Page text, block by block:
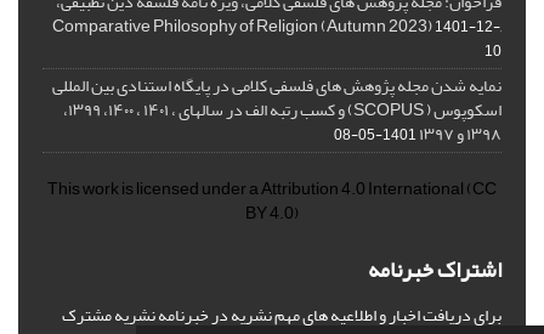
,Comparative Philosophy of Religion (Autumn 2023)
1401-12-
10
نمایه شدن مجله پژوهش های فلسفی کلامی در پایگاه استنادی بین المللی
اسکوپوس ( SCOPUS) و کسب رتبه الف در سالهای ، ۱۴۰۱ ، ۱۴۰۰، ۱۳۹۹،
۱۳۹۸ و ۱۳۹۷ 1401-05-08
This work is licensed under aAttribution 4.0 International(CC
BY 4.0)
اشتراک خبرنامه
برای دریافت اخبار و اطلاعیه های مهم نشریه در خبرنامه نشریه مشترک